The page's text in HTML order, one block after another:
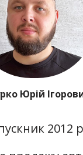
Юрій
2012